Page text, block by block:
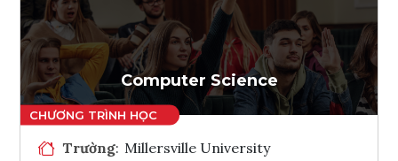
Ghi danh
Tham vấn Interlink
Computer Science
Trường: Millersville University